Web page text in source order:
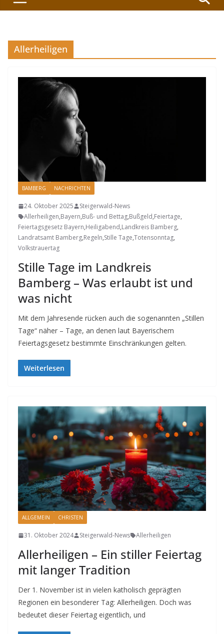
Allerheiligen
BAMBERG NACHRICHTEN
24. Oktober 2025
Steigerwald-News
Allerheiligen,Bayern,Buß- und Bettag,Bußgeld,Feiertage,
Feiertagsgesetz Bayern,Heiligabend,Landkreis Bamberg,
Landratsamt Bamberg,Regeln,Stille Tage,Totensonntag,
Volkstrauertag
Stille Tage im Landkreis
Bamberg – Was erlaubt ist und
was nicht
Mit dem Jahresende rücken auch die sogenannten „Stillen
Tage“ näher – Tage, an denen laut Bayerischem
Feiertagsgesetz bestimmte Einschränkungen gelten.
Weiterlesen
ALLGEMEIN CHRISTEN
31. Oktober 2024 Steigerwald-News Allerheiligen
Allerheiligen – Ein stiller Feiertag
mit langer Tradition
Der 1. November ist in vielen katholisch geprägten
Regionen ein besonderer Tag: Allerheiligen. Doch was
bedeutet dieser Feiertag eigentlich, und